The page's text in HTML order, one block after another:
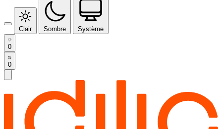
Clair Sombre Système
0
0